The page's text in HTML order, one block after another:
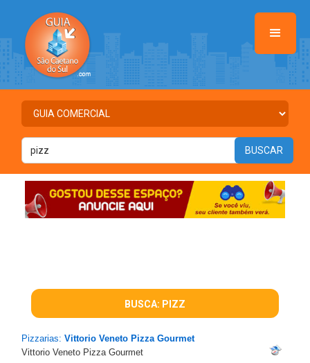
BUSCA: PIZZ
Pizzarias: Vittorio Veneto Pizza Gourmet
Vittorio Veneto Pizza Gourmet